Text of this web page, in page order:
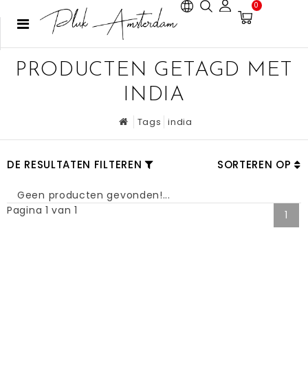
0
PRODUCTEN GETAGD MET
INDIA
Tags india
DE RESULTATEN FILTEREN SORTEREN OP
Geen producten gevonden!...
Pagina 1 van 1
1